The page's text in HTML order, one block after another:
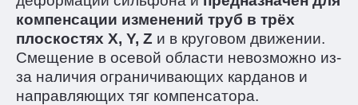
компенсации изменений труб в трёх
плоскостях X, Y, Z и в круговом движении.
Смещение в осевой области невозможно из-
за наличия ограничивающих карданов и
направляющих тяг компенсатора.